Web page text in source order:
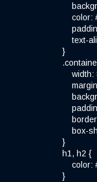
color:
padding:
text-
}
width:
margin:
padding:
border-
box-
}
h1, h2 {
color:
}